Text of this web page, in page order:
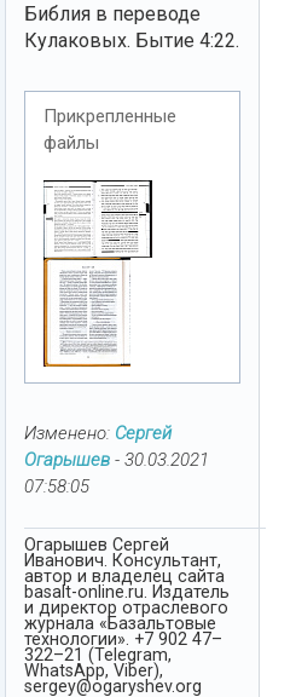
Библия в переводе
Кулаковых. Бытие 4:22.
Прикрепленные
файлы
Изменено: Сергей
Огарышев - 30.03.2021
07:58:05
Огарышев Сергей
Иванович. Консультант,
автор и владелец сайта
basalt-online.ru. Издатель
и директор отраслевого
журнала «Базальтовые
технологии». +7 902 47–
322–21 (Telegram,
WhatsApp, Viber),
sergey@ogaryshev.org